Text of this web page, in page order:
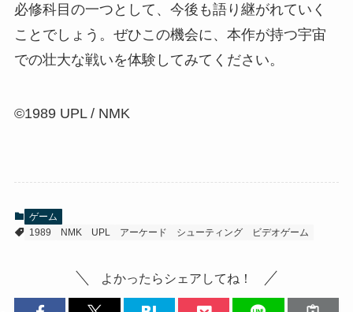
必修科目の一つとして、今後も語り継がれていく
ことでしょう。ぜひこの機会に、本作が持つ宇宙
での壮大な戦いを体験してみてください。
©1989 UPL / NMK
ゲーム
1989
NMK UPL アーケード シューティング ビデオゲーム
よかったらシェアしてね！